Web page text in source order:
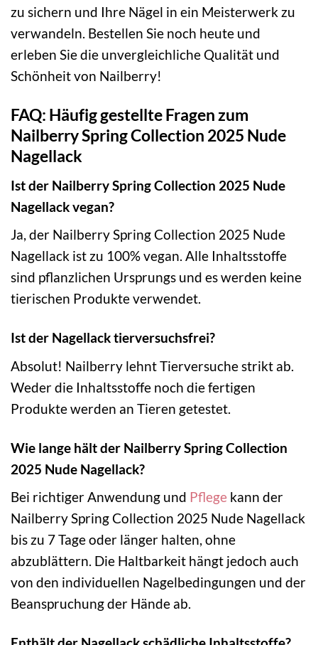
zu sichern und Ihre Nägel in ein Meisterwerk zu
verwandeln. Bestellen Sie noch heute und
erleben Sie die unvergleichliche Qualität und
Schönheit von Nailberry!
FAQ: Häufig gestellte Fragen zum
Nailberry Spring Collection 2025 Nude
Nagellack
Ist der Nailberry Spring Collection 2025 Nude
Nagellack vegan?
Ja, der Nailberry Spring Collection 2025 Nude
Nagellack ist zu 100% vegan. Alle Inhaltsstoffe
sind pflanzlichen Ursprungs und es werden keine
tierischen Produkte verwendet.
Ist der Nagellack tierversuchsfrei?
Absolut! Nailberry lehnt Tierversuche strikt ab.
Weder die Inhaltsstoffe noch die fertigen
Produkte werden an Tieren getestet.
Wie lange hält der Nailberry Spring Collection
2025 Nude Nagellack?
Bei richtiger Anwendung und Pflege kann der
Nailberry Spring Collection 2025 Nude Nagellack
bis zu 7 Tage oder länger halten, ohne
abzublättern. Die Haltbarkeit hängt jedoch auch
von den individuellen Nagelbedingungen und der
Beanspruchung der Hände ab.